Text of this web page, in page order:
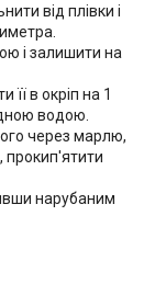
від плівки і
і залишити на
її в окріп на 1
водою.
через марлю,
прокип'ятити
нарубаним